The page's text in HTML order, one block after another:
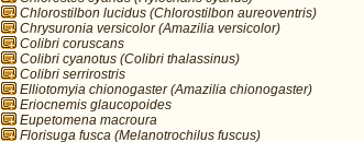
Chlorostilbon lucidus (Chlorostilbon aureoventris)
Chrysuronia versicolor (Amazilia versicolor)
Colibri coruscans
Colibri cyanotus (Colibri thalassinus)
Colibri serrirostris
Elliotomyia chionogaster (Amazilia chionogaster)
Eriocnemis glaucopoides
Eupetomena macroura
Florisuga fusca (Melanotrochilus fuscus)